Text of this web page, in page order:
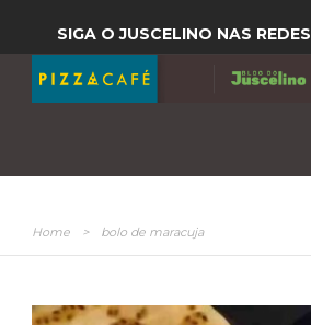
SIGA O JUSCELINO NAS REDES
Home > bolo de maracuja